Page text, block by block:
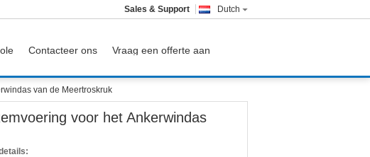
Dutch
Sales & Support
Contacteer ons Vraag een offerte aan
van de Meertroskruk
voor het Ankerwindas